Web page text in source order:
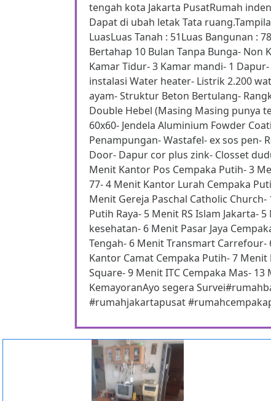
tengah kota Jakarta PusatRumah
Dapat di ubah letak Tata
LuasLuas Tanah : 51Luas Bangunan :
Bertahap 10 Bulan Tanpa Bunga- Non
Kamar Tidur- 3 Kamar mandi- 1
instalasi Water heater- Listrik 2.200
ayam- Struktur Beton Bertulang-
Double Hebel (Masing Masing punya
60x60- Jendela Aluminium Fowder
Penampungan- Wastafel- ex sos pen-
Door- Dapur cor plus zink- Closset
Menit Kantor Pos Cempaka Putih- 3
77- 4 Menit Kantor Lurah Cempaka
Menit Gereja Paschal Catholic
Putih Raya- 5 Menit RS Islam Jakarta-
kesehatan- 6 Menit Pasar Jaya
Tengah- 6 Menit Transmart
Kantor Camat Cempaka Putih- 7
Square- 9 Menit ITC Cempaka Mas- 13
KemayoranAyo segera
#rumahjakartapusat